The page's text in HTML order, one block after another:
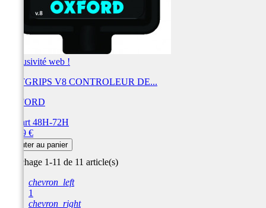
Exclusivité web !
HOTGRIPS V8 CONTROLEUR DE...
OXFORD
Départ 48H-72H
41,99 €
Ajouter au panier
Affichage 1-11 de 11 article(s)
chevron_left
1
chevron_right